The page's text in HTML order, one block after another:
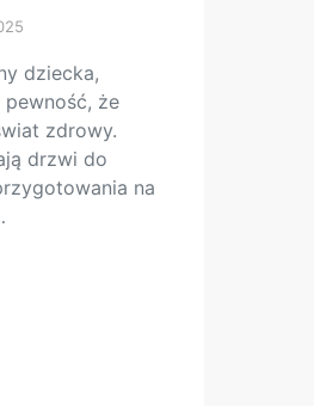
dziecka,
że
zdrowy.
drzwi do
na